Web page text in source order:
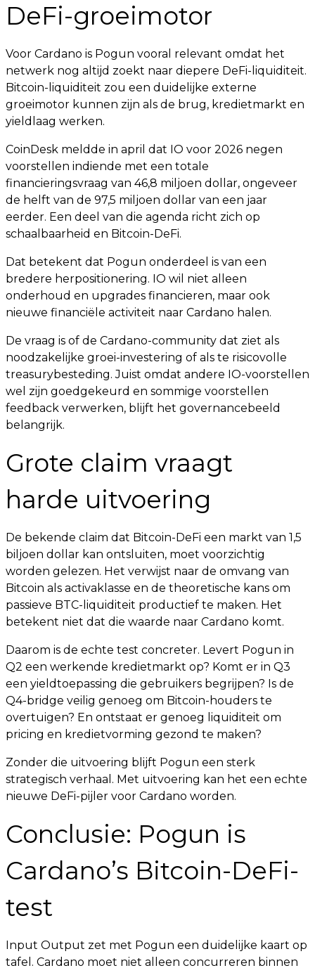
DeFi-groeimotor
Voor Cardano is Pogun vooral relevant omdat het
netwerk nog altijd zoekt naar diepere DeFi-liquiditeit.
Bitcoin-liquiditeit zou een duidelijke externe
groeimotor kunnen zijn als de brug, kredietmarkt en
yieldlaag werken.
CoinDesk meldde in april dat IO voor 2026 negen
voorstellen indiende met een totale
financieringsvraag van 46,8 miljoen dollar, ongeveer
de helft van de 97,5 miljoen dollar van een jaar
eerder. Een deel van die agenda richt zich op
schaalbaarheid en Bitcoin-DeFi.
Dat betekent dat Pogun onderdeel is van een
bredere herpositionering. IO wil niet alleen
onderhoud en upgrades financieren, maar ook
nieuwe financiële activiteit naar Cardano halen.
De vraag is of de Cardano-community dat ziet als
noodzakelijke groei-investering of als te risicovolle
treasurybesteding. Juist omdat andere IO-voorstellen
wel zijn goedgekeurd en sommige voorstellen
feedback verwerken, blijft het governancebeeld
belangrijk.
Grote claim vraagt
harde uitvoering
De bekende claim dat Bitcoin-DeFi een markt van 1,5
biljoen dollar kan ontsluiten, moet voorzichtig
worden gelezen. Het verwijst naar de omvang van
Bitcoin als activaklasse en de theoretische kans om
passieve BTC-liquiditeit productief te maken. Het
betekent niet dat die waarde naar Cardano komt.
Daarom is de echte test concreter. Levert Pogun in
Q2 een werkende kredietmarkt op? Komt er in Q3
een yieldtoepassing die gebruikers begrijpen? Is de
Q4-bridge veilig genoeg om Bitcoin-houders te
overtuigen? En ontstaat er genoeg liquiditeit om
pricing en kredietvorming gezond te maken?
Zonder die uitvoering blijft Pogun een sterk
strategisch verhaal. Met uitvoering kan het een echte
nieuwe DeFi-pijler voor Cardano worden.
Conclusie: Pogun is
Cardano’s Bitcoin-DeFi-
test
Input Output zet met Pogun een duidelijke kaart op
tafel. Cardano moet niet alleen concurreren binnen